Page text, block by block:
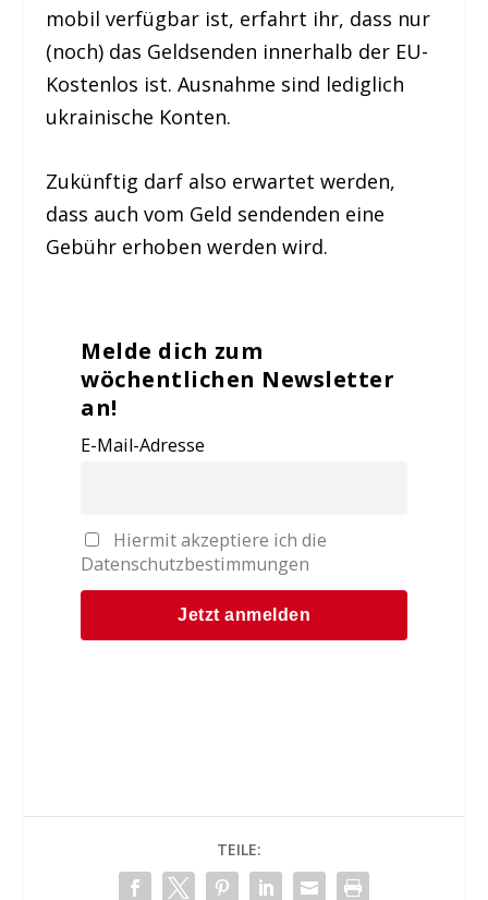
mobil verfügbar ist, erfahrt ihr, dass nur
(noch) das Geldsenden innerhalb der EU-
Kostenlos ist. Ausnahme sind lediglich
ukrainische Konten.
Zukünftig darf also erwartet werden,
dass auch vom Geld sendenden eine
Gebühr erhoben werden wird.
Melde dich zum
wöchentlichen Newsletter
an!
E-Mail-Adresse
Hiermit akzeptiere ich die
Datenschutzbestimmungen
TEILE: